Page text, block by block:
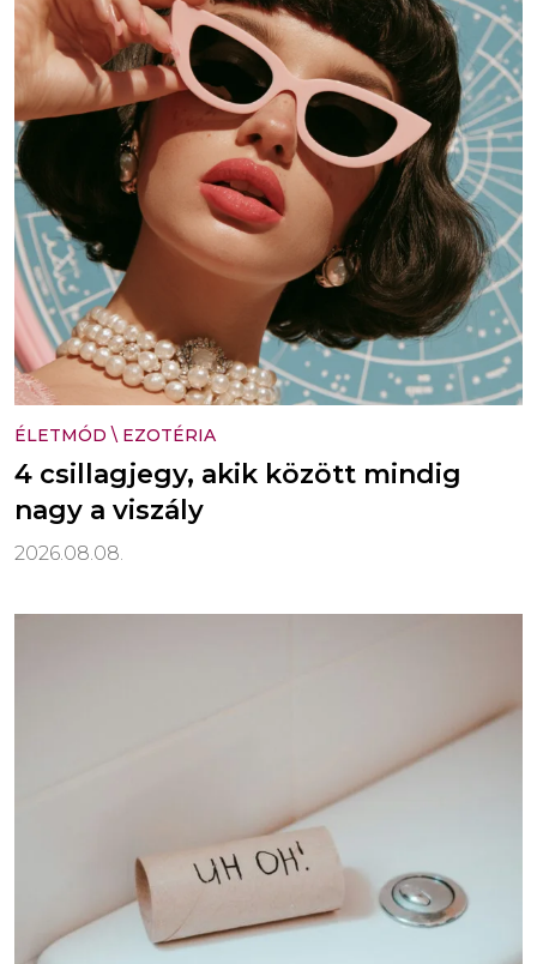
ÉLETMÓD \ EZOTÉRIA
4 csillagjegy, akik között mindig
nagy a viszály
2026.08.08.